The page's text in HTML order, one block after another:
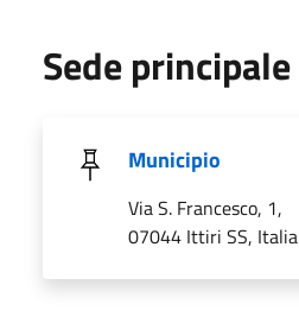
Sede principale
Municipio
Via S. Francesco, 1,
07044 Ittiri SS, Italia